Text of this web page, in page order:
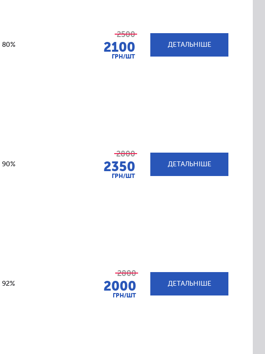
80%
2500
2100
ГРН/ШТ
ДЕТАЛЬНІШЕ
90%
2800
2350
ГРН/ШТ
ДЕТАЛЬНІШЕ
92%
2800
2000
ГРН/ШТ
ДЕТАЛЬНІШЕ